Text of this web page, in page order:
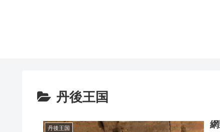
丹後王国
丹後王国